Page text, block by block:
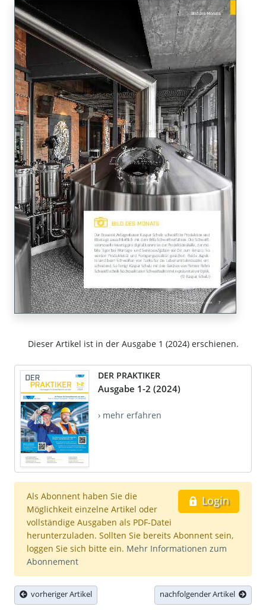
Dieser Artikel ist in der Ausgabe 1 (2024) erschienen.
DER PRAKTIKER
Ausgabe 1-2 (2024)
› mehr erfahren
Login
Als Abonnent haben Sie die
Möglichkeit einzelne Artikel oder
vollständige Ausgaben als PDF-Datei
herunterzuladen. Sollten Sie bereits Abonnent sein,
loggen Sie sich bitte ein. Mehr Informationen zum
Abonnement
vorheriger Artikel nachfolgender Artikel